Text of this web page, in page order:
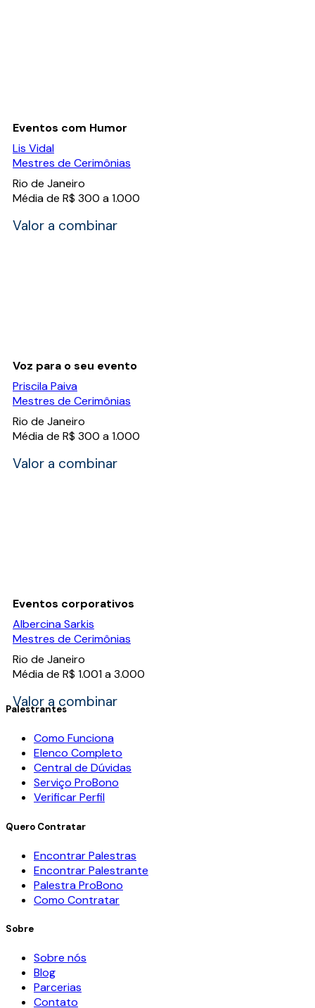
Eventos com Humor
Lis Vidal
Mestres de Cerimônias
Rio de Janeiro
Média de R$ 300 a 1.000
Valor a combinar
Voz para o seu evento
Priscila Paiva
Mestres de Cerimônias
Rio de Janeiro
Média de R$ 300 a 1.000
Valor a combinar
Eventos corporativos
Albercina Sarkis
Mestres de Cerimônias
Rio de Janeiro
Média de R$ 1.001 a 3.000
Valor a combinar
Palestrantes
Como Funciona
Elenco Completo
Central de Dúvidas
Serviço ProBono
Verificar Perfil
Quero Contratar
Encontrar Palestras
Encontrar Palestrante
Palestra ProBono
Como Contratar
Sobre
Sobre nós
Blog
Parcerias
Contato